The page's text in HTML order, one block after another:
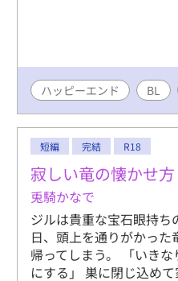
時
ハッピーエンド BL
短編 完結 R18
寂しい竜の懐かせ方
兎騎かなで
ジルは貴重な宝石眼持
日、頭上を通りがかっ
帰ってしまう。 「いき
にする」 巣に閉じ込め